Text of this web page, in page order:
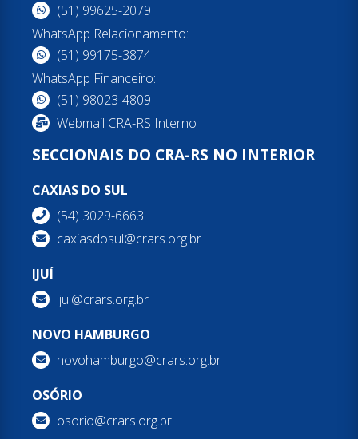
(51) 99625-2079
WhatsApp Relacionamento:
(51) 99175-3874
WhatsApp Financeiro:
(51) 98023-4809
Webmail CRA-RS Interno
SECCIONAIS DO CRA-RS NO INTERIOR
CAXIAS DO SUL
(54) 3029-6663
caxiasdosul@crars.org.br
IJUÍ
ijui@crars.org.br
NOVO HAMBURGO
novohamburgo@crars.org.br
OSÓRIO
osorio@crars.org.br